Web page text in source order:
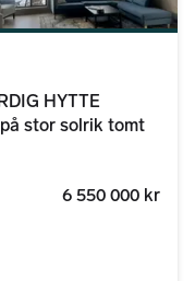
HYTTE
stor solrik tomt
6 550 000 kr